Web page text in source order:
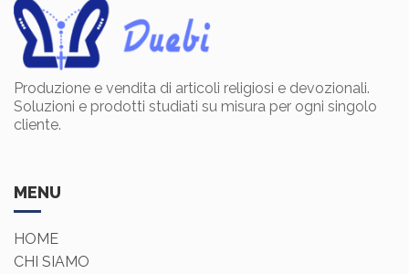
Produzione e vendita di articoli religiosi e devozionali.
Soluzioni e prodotti studiati su misura per ogni singolo
cliente.
MENU
HOME
CHI SIAMO